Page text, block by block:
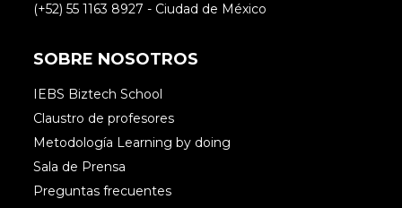
(+52) 55 1163 8927 - Ciudad de México
SOBRE NOSOTROS
IEBS Biztech School
Claustro de profesores
Metodología Learning by doing
Sala de Prensa
Preguntas frecuentes